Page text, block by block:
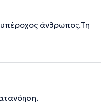
άνθρωπος.Τη